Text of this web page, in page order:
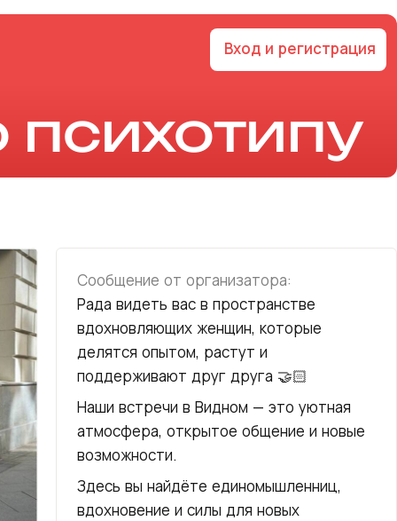
Вход и регистрация
Рада видеть вас в пространстве
вдохновляющих женщин, которые
делятся опытом, растут и
поддерживают друг друга 🤝🏻
Наши встречи в Видном — это уютная
атмосфера, открытое общение и новые
возможности.
Здесь вы найдёте единомышленниц,
вдохновение и силы для новых
Сообщение от организатора: